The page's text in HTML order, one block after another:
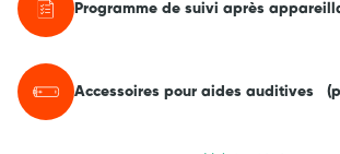
Programme de suivi après
Accessoires pour aides auditives